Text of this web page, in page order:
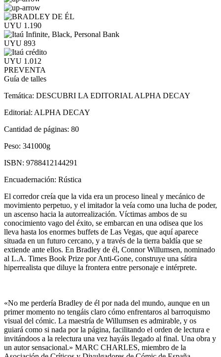
UYU 1.190
UYU 893
UYU 1.012
PREVENTA
Guía de talles
Temática: DESCUBRI LA EDITORIAL ALPHA DECAY
Editorial: ALPHA DECAY
Cantidad de páginas: 80
Peso: 341000g
ISBN: 9788412144291
Encuadernación: Rústica
El corredor creía que la vida era un proceso lineal y mecánico de
movimiento perpetuo, y el imitador la veía como una lucha de poder,
un ascenso hacia la autorrealización. Víctimas ambos de su
conocimiento vago del éxito, se embarcan en una odisea que los
lleva hasta los enormes buffets de Las Vegas, que aquí aparece
situada en un futuro cercano, y a través de la tierra baldía que se
extiende ante ellos. En Bradley de él, Connor Willumsen, nominado
al L.A. Times Book Prize por Anti-Gone, construye una sátira
hiperrealista que diluye la frontera entre personaje e intérprete.
«No me perdería Bradley de él por nada del mundo, aunque en un
primer momento no tengáis claro cómo enfrentaros al barroquismo
visual del cómic. La maestría de Willumsen es admirable, y os
guiará como si nada por la página, facilitando el orden de lectura e
invitándoos a la relectura una vez hayáis llegado al final. Una obra y
un autor sensacional.» MARC CHARLES, miembro de la